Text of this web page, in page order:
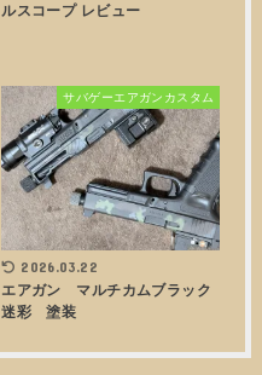
ルスコープ レビュー
サバゲーエアガンカスタム
2026.03.22
エアガン マルチカムブラック
迷彩 塗装